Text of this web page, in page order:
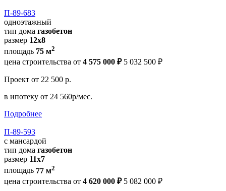
П-89-683
одноэтажный
тип дома газобетон
размер 12x8
площадь 75 м2
цена строительства от 4 575 000 ₽ 5 032 500 ₽
Проект от 22 500 р.
в ипотеку от 24 560р/мес.
Подробнее
П-89-593
с мансардой
тип дома газобетон
размер 11х7
площадь 77 м2
цена строительства от 4 620 000 ₽ 5 082 000 ₽